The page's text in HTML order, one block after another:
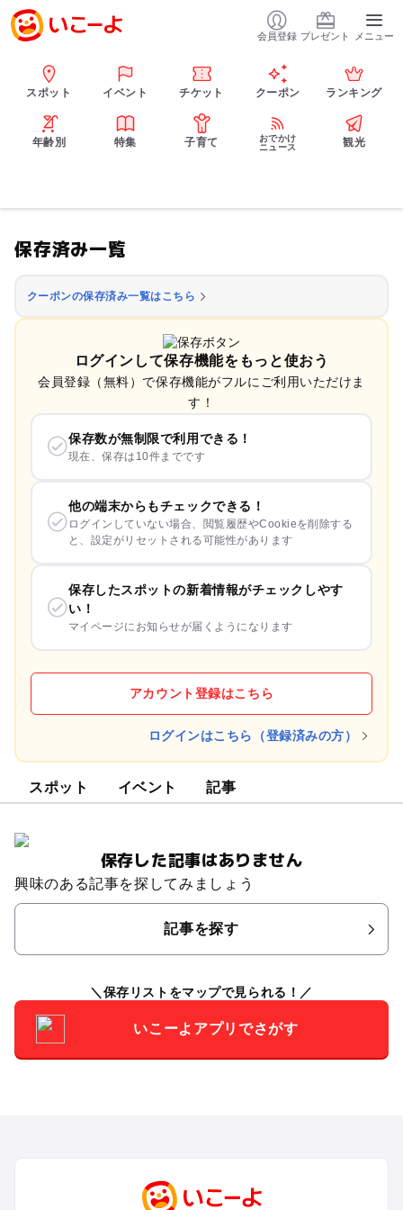
会員登録 プレゼント メニュー
スポット イベント チケット クーポン ランキング
年齢別 特集 子育て
おでかけ
ニュース
観光
保存済み一覧
クーポンの保存済み一覧はこちら
ログインして保存機能をもっと使おう
会員登録（無料）で保存機能がフルにご利用いただけま
す！
保存数が無制限で利用できる！
現在、保存は10件までです
他の端末からもチェックできる！
ログインしていない場合、閲覧履歴やCookieを削除する
と、設定がリセットされる可能性があります
保存したスポットの新着情報がチェックしやす
い！
マイページにお知らせが届くようになります
アカウント登録はこちら
ログインはこちら（登録済みの方）
スポット イベント 記事
保存した記事はありません
興味のある記事を探してみましょう
記事を探す
保存リストをマップで見られる！
いこーよアプリでさがす